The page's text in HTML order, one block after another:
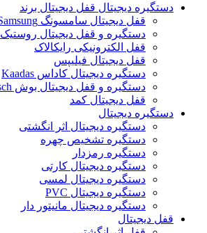
دستگیره دیجیتال قفل دیجیتال برند
قفل دیجیتال سامسونگ Samsung
دستگیره و قفل دیجیتال روستیک Rustic
قفل الکترونیکی رایکالاک
قفل دیجیتال فیلیپس
دستگیره دیجیتال کاداس Kaadas
دستگیره و قفل دیجیتال بوش Bosch
قفل دیجیتال کمد
دستگیره دیجیتال
دستگیره دیجیتال اثر انگشتی
دستگیره تشخیص چهره
دستگیره رمزدار
دستگیره دیجیتال کارتی
دستگیره دیجیتال لمسی
دستگیره دیجیتال PVC
دستگیره دیجیتال مانیتور دار
قفل دیجیتال